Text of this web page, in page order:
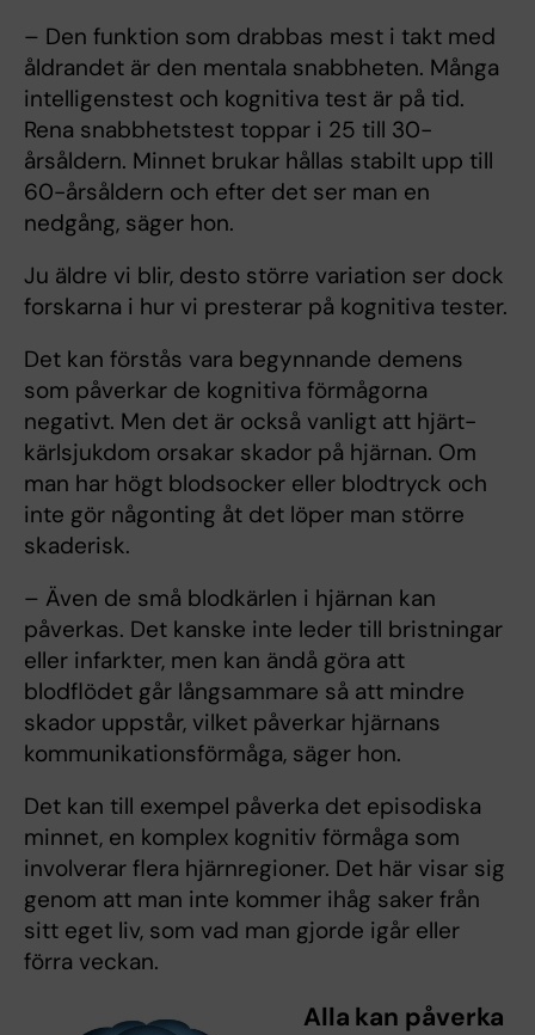
– Den funktion som drabbas mest i takt med
åldrandet är den mentala snabbheten. Många
intelligenstest och kognitiva test är på tid.
Rena snabbhetstest toppar i 25 till 30-
årsåldern. Minnet brukar hållas stabilt upp till
60-årsåldern och efter det ser man en
nedgång, säger hon.
Ju äldre vi blir, desto större variation ser dock
forskarna i hur vi presterar på kognitiva tester.
Det kan förstås vara begynnande demens
som påverkar de kognitiva förmågorna
negativt. Men det är också vanligt att hjärt-
kärlsjukdom orsakar skador på hjärnan. Om
man har högt blodsocker eller blodtryck och
inte gör någonting åt det löper man större
skaderisk.
– Även de små blodkärlen i hjärnan kan
påverkas. Det kanske inte leder till bristningar
eller infarkter, men kan ändå göra att
blodflödet går långsammare så att mindre
skador uppstår, vilket påverkar hjärnans
kommunikationsförmåga, säger hon.
Det kan till exempel påverka det episodiska
minnet, en komplex kognitiv förmåga som
involverar flera hjärnregioner. Det här visar sig
genom att man inte kommer ihåg saker från
sitt eget liv, som vad man gjorde igår eller
förra veckan.
Alla kan påverka